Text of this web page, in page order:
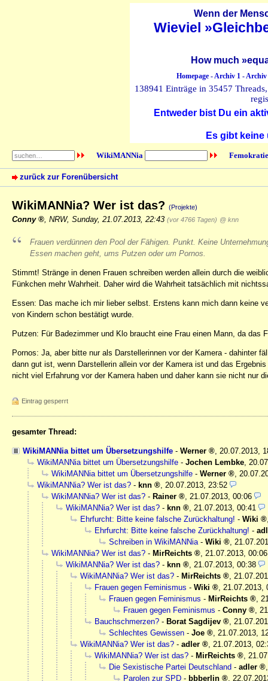
Wenn der
Wieviel
How much
Homepage-Archiv 1-Archiv
138941 Einträge in 35457
Entweder bist Du ein
Es gibt
WikiMANNia
zurück zur Forenübersicht
WikiMANNia? Wer ist das? (Projekte)
Conny NRW, Sunday, 21.07.2013, 22:43 (vor 4766 Tagen) @ knn
Frauen verdünnen den Pool der Fähigen. Punkt. Keine
Essen machen geht, ums Putzen oder um Pornos.
Stimmt! Stränge in denen Frauen schreiben werden allein durch die
Fünkchen mehr Wahrheit. Daher wird die Wahrheit tatsächlich mit
Essen: Das mache ich mir lieber selbst. Erstens kann mich dann keine
von Kindern schon bestätigt wurde.
Putzen: Für Badezimmer und Klo braucht eine Frau einen Mann, da das
Pornos: Ja, aber bitte nur als Darstellerinnen vor der Kamera - dahinter
dann gut ist, wenn Darstellerin allein vor der Kamera ist und das
nicht viel Erfahrung vor der Kamera haben und daher kann sie nicht nur
Eintrag gesperrt
gesamter Thread:
WikiMANNia bittet um Übersetzungshilfe - Werner , 20.07.2013,
WikiMANNia bittet um Übersetzungshilfe - Jochen Lembke,
WikiMANNia bittet um Übersetzungshilfe - Werner ,
WikiMANNia? Wer ist das? - knn , 20.07.2013, 23:52
WikiMANNia? Wer ist das? - Rainer , 21.07.2013, 00:06
WikiMANNia? Wer ist das? - knn , 21.07.2013, 00:41
Ehrfurcht: Bitte keine falsche Zurückhaltung! - Wiki
Ehrfurcht: Bitte keine falsche Zurückhaltung! -
Schreiben in WikiMANNia- Wiki ,
WikiMANNia? Wer ist das? - MirReichts , 21.07.2013, 00:06
WikiMANNia? Wer ist das? - knn , 21.07.2013, 00:38
WikiMANNia? Wer ist das? - MirReichts ,
Frauen gegen Feminismus - Wiki , 21.07.2013,
Frauen gegen Feminismus - MirReichts ,
Frauen gegen Feminismus - Conny ,
Bauchschmerzen? - Borat Sagdijev ,
Schlechtes Gewissen - Joe , 21.07.2013,
WikiMANNia? Wer ist das? - adler , 21.07.2013,
WikiMANNia? Wer ist das? - MirReichts ,
Die Sexistische Partei Deutschland - adler
Parolen zur SPD - bbberlin ,